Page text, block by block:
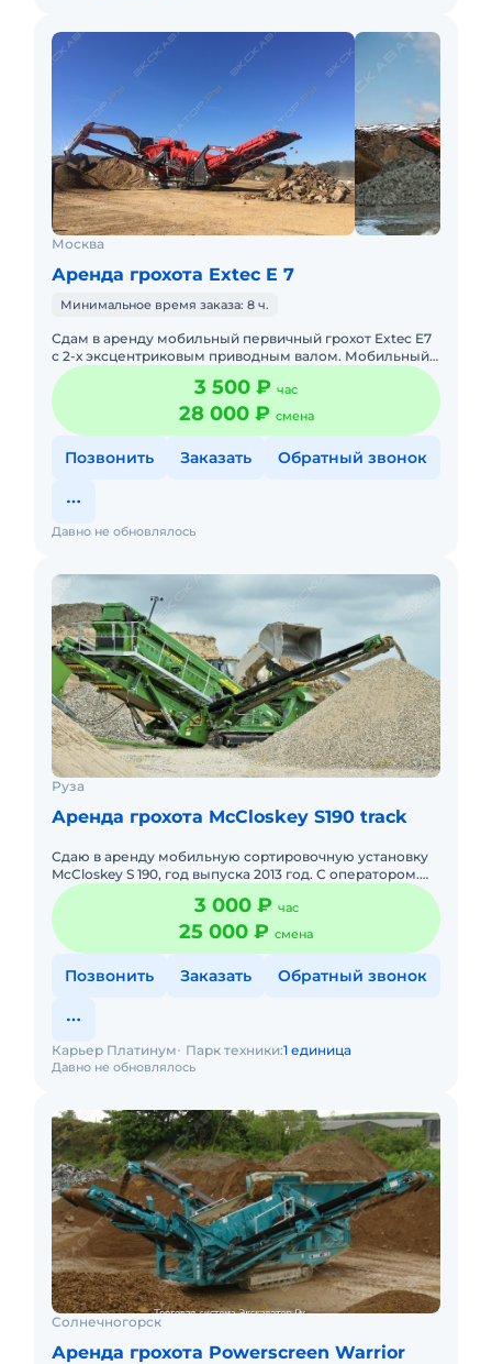
Москва
Аренда грохота Extec E 7
Минимальное время заказа: 8 ч.
Сдам в аренду мобильный первичный грохот Extec E7
с 2-х эксцентриковым приводным валом. Мобильный
вибрационный грохот предназначен для тяжелого
грохочения, про
3 500 ₽ час
28 000 ₽ смена
Позвонить Заказать Обратный звонок
Давно не обновлялось
Руза
Аренда грохота McCloskey S190 track
Сдаю в аренду мобильную сортировочную установку
McCloskey S 190, год выпуска 2013 год. С оператором.
Долгосрочная аренда. Сейчас свободна. Все условия
обговарив
3 000 ₽ час
25 000 ₽ смена
Позвонить Заказать Обратный звонок
Давно не обновлялось
Карьер Платинум Парк техники:1 единица
Солнечногорск
Аренда грохота Powerscreen Warrior